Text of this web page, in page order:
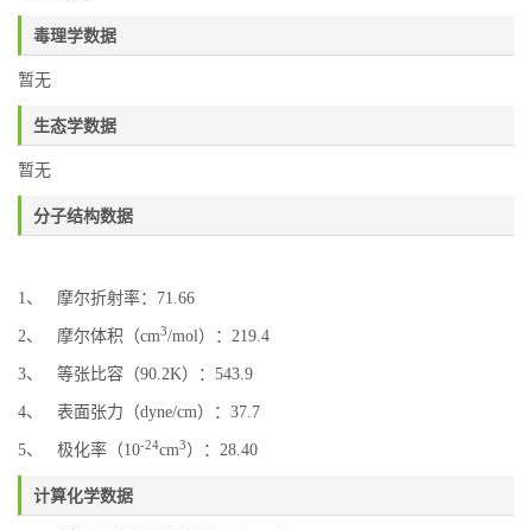
毒理学数据
暂无
生态学数据
暂无
分子结构数据
1、 摩尔折射率：71.66
2、 摩尔体积（cm3/mol）：219.4
3、 等张比容（90.2K）：543.9
4、 表面张力（dyne/cm）：37.7
5、 极化率（10-24cm3）：28.40
计算化学数据